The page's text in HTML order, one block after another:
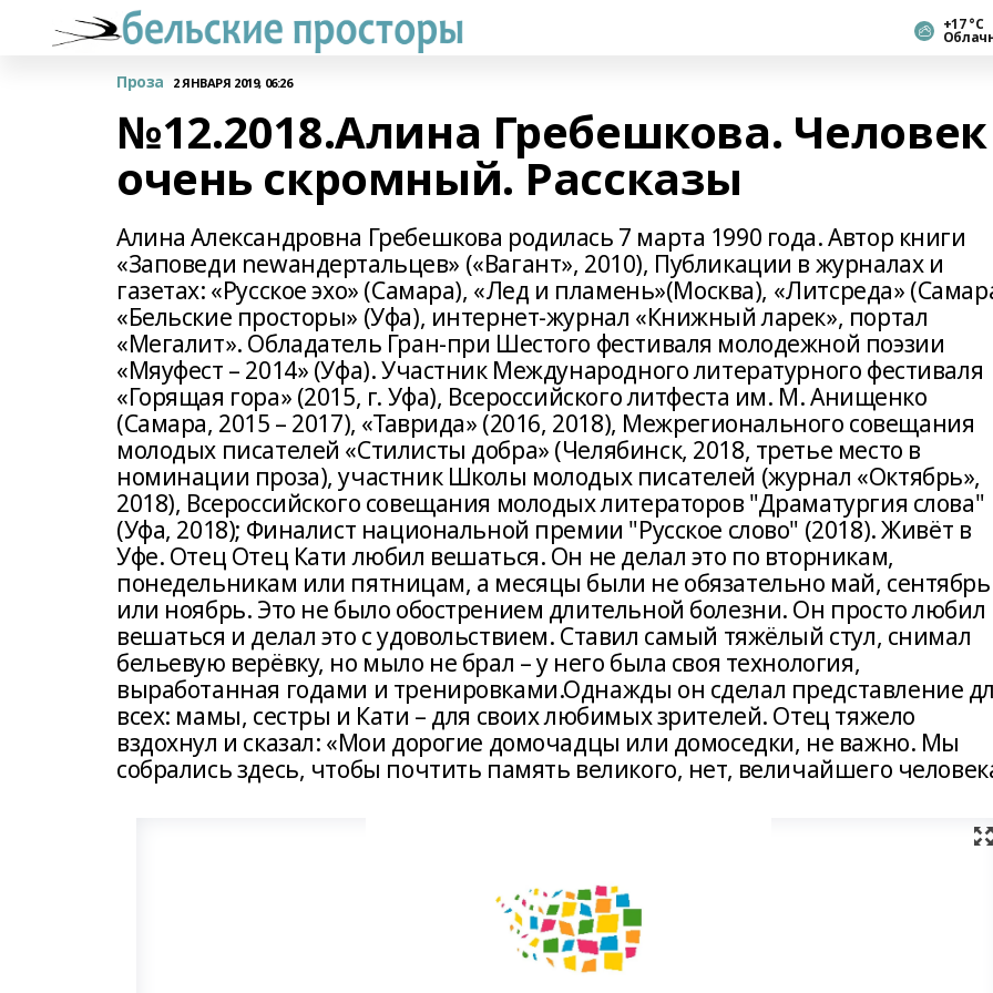
+17 °С
Проза 2 ЯНВАРЯ 2019, 06:26
№12.2018.Алина Гребешкова. Человек
очень скромный. Рассказы
Алина Александровна Гребешкова родилась 7 марта 1990 года. Автор книги
«Заповеди newандертальцев» («Вагант», 2010), Публикации в журналах и
газетах: «Русское эхо» (Самара), «Лед и пламень»(Москва), «Литсреда»
«Бельские просторы» (Уфа), интернет-журнал «Книжный ларек», портал
«Мегалит». Обладатель Гран-при Шестого фестиваля молодежной поэзии
«Мяуфест – 2014» (Уфа). Участник Международного литературного фестиваля
«Горящая гора» (2015, г. Уфа), Всероссийского литфеста им. М. Анищенко
(Самара, 2015 – 2017), «Таврида» (2016, 2018), Межрегионального совещания
молодых писателей «Стилисты добра» (Челябинск, 2018, третье место в
номинации проза), участник Школы молодых писателей (журнал «Октябрь»,
2018), Всероссийского совещания молодых литераторов "Драматургия слова"
(Уфа, 2018); Финалист национальной премии "Русское слово" (2018). Живёт в
Уфе. Отец Отец Кати любил вешаться. Он не делал это по вторникам,
понедельникам или пятницам, а месяцы были не обязательно май, сентябрь
или ноябрь. Это не было обострением длительной болезни. Он просто любил
вешаться и делал это с удовольствием. Ставил самый тяжёлый стул, снимал
бельевую верёвку, но мыло не брал – у него была своя технология,
выработанная годами и тренировками.Однажды он сделал представление
всех: мамы, сестры и Кати – для своих любимых зрителей. Отец тяжело
вздохнул и сказал: «Мои дорогие домочадцы или домоседки, не важно. Мы
собрались здесь, чтобы почтить память великого, нет, величайшего